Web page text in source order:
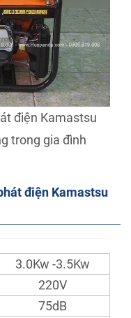
điện Kamastsu
trong gia đình
điện Kamastsu
3.0Kw -3.5Kw
220V
75dB